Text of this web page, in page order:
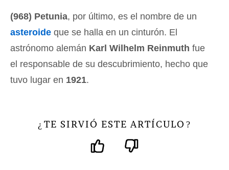
(968) Petunia, por último, es el nombre de un
asteroide que se halla en un cinturón. El
astrónomo alemán Karl Wilhelm Reinmuth fue
el responsable de su descubrimiento, hecho que
tuvo lugar en 1921.
¿ TE SIRVIÓ ESTE ARTÍCULO ?